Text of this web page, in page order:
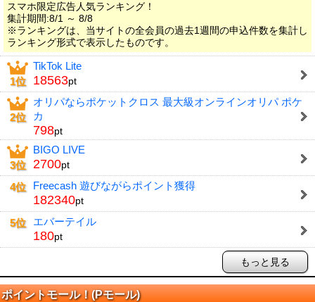
スマホ限定広告人気ランキング！
集計期間:8/1 ～ 8/8
※ランキングは、当サイトの全会員の過去1週間の申込件数を集計し
ランキング形式で表示したものです。
1位
TikTok Lite
18563pt
2位
オリパならポケットクロス 最大級オンラインオリパ ポケ
カ
798pt
3位
BIGO LIVE
2700pt
4位 Freecash 遊びながらポイント獲得
182340pt
5位 エバーテイル
180pt
もっと見る
ポイントモール！(Pモール)